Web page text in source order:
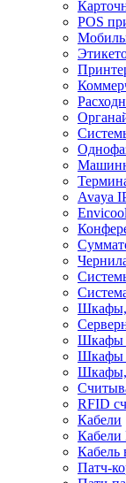
POS
Avaya
Шкафы,
Шкафы
Шкафы
Шкафы,
RFID
Кабели
Кабели
Кабель
Патч-